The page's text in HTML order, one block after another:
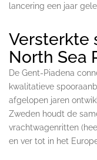
lancering een jaar
Versterkte
North Sea
De Gent-Piadena
kwalitatieve
afgelopen jaren
Zweden houdt de
vrachtwagenritten
en ver tot in het